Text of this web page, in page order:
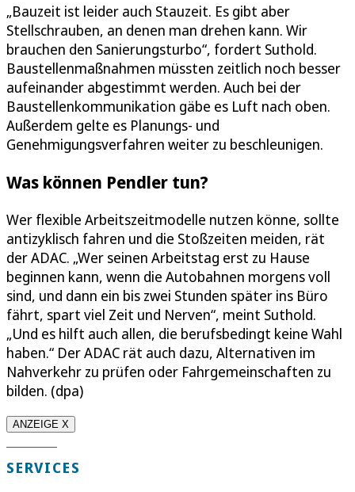
„Bauzeit ist leider auch Stauzeit. Es gibt aber
Stellschrauben, an denen man drehen kann. Wir
brauchen den Sanierungsturbo“, fordert Suthold.
Baustellenmaßnahmen müssten zeitlich noch besser
aufeinander abgestimmt werden. Auch bei der
Baustellenkommunikation gäbe es Luft nach oben.
Außerdem gelte es Planungs- und
Genehmigungsverfahren weiter zu beschleunigen.
Was können Pendler tun?
Wer flexible Arbeitszeitmodelle nutzen könne, sollte
antizyklisch fahren und die Stoßzeiten meiden, rät
der ADAC. „Wer seinen Arbeitstag erst zu Hause
beginnen kann, wenn die Autobahnen morgens voll
sind, und dann ein bis zwei Stunden später ins Büro
fährt, spart viel Zeit und Nerven“, meint Suthold.
„Und es hilft auch allen, die berufsbedingt keine Wahl
haben.“ Der ADAC rät auch dazu, Alternativen im
Nahverkehr zu prüfen oder Fahrgemeinschaften zu
bilden. (dpa)
ANZEIGE X
SERVICES